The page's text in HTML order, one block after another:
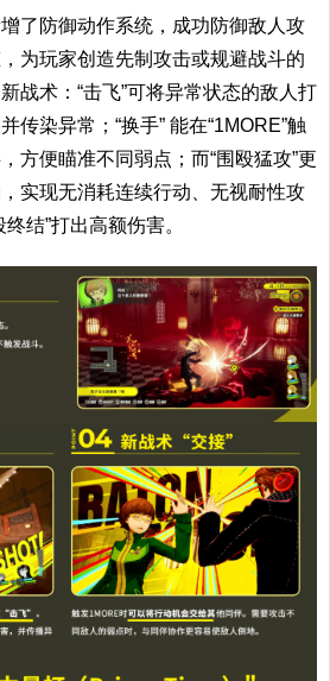
了防御动作系统，成功防御敌人攻
为玩家创造先制攻击或规避战斗的
战术：“击飞”可将异常状态的敌人打
传染异常；“换手” 能在“1MORE”触
方便瞄准不同弱点；而“围殴猛攻”更
实现无消耗连续行动、无视耐性攻
结”打出高额伤害。